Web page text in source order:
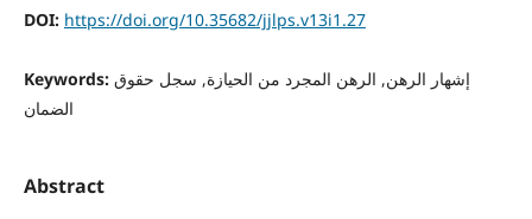
DOI: https://doi.org/10.35682/jjlps.v13i1.27
Keywords: إشهار الرهن, الرهن المجرد من الحيازة, سجل حقوق
الضمان
Abstract